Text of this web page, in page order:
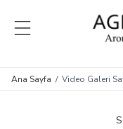
MENÜ
Ana Sayfa / Video Galeri